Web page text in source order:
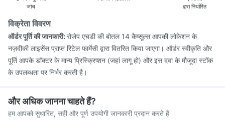
जांच
द्वारा निर्धारित
विक्रेता विवरण
ऑर्डर पूर्ति की जानकारी:रोजेप एचडी की बोतल 14 कैप्सूल्स आपकी लोकेशन के
नज़दीकी लाइसेंस प्राप्त रिटेल फार्मेसी द्वारा वितरित किया जाएगा। ऑर्डर स्वीकृति और
पूर्ति आपके डॉक्टर के मान्य प्रिस्क्रिप्शन (जहां लागू हो) और इस दवा के मौजूदा स्टॉक
के उपलब्धता पर निर्भर करती है।
और अधिक जानना चाहते हैं?
हम आपको सुधारित, सही और पूर्ण उपयोगी जानकारी प्रदान करते हैं